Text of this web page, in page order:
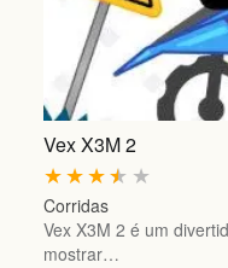
Vex X3M 2
★
★
★
★
★
Corridas
Vex X3M 2 é um
mostrar…